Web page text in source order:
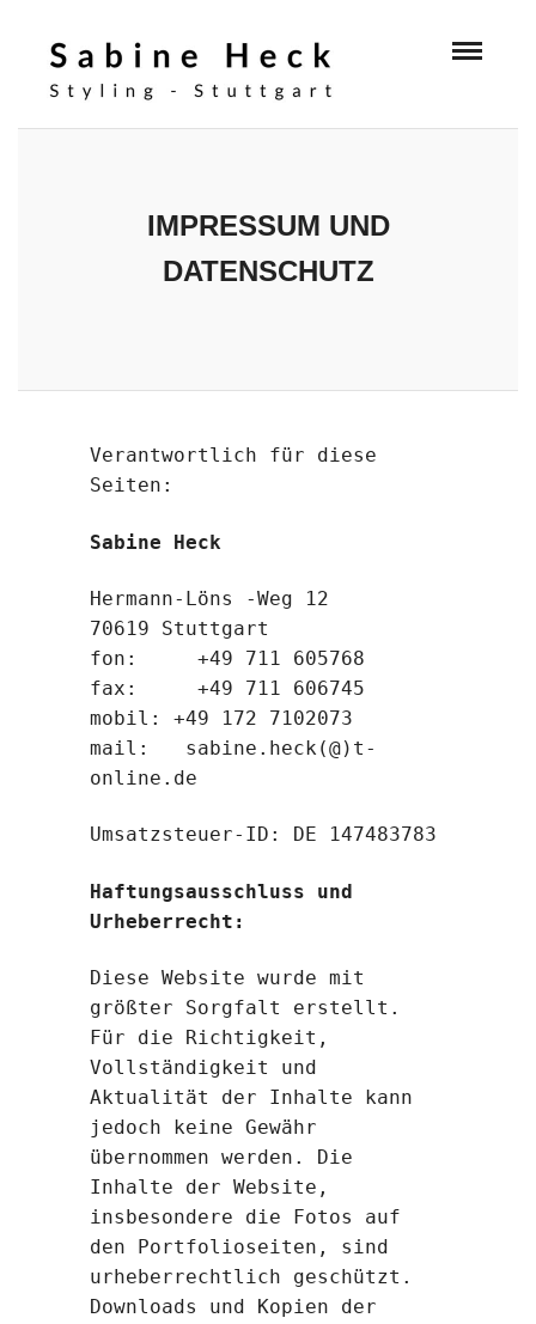
IMPRESSUM UND
DATENSCHUTZ
Verantwortlich für diese
Seiten:
Sabine Heck
Hermann-Löns -Weg 12
70619 Stuttgart
fon: +49 711 605768
fax: +49 711 606745
mobil: +49 172 7102073
mail: sabine.heck(@)t-
online.de
Umsatzsteuer-ID: DE 147483783
Haftungsausschluss und
Urheberrecht:
Diese Website wurde mit
größter Sorgfalt erstellt.
Für die Richtigkeit,
Vollständigkeit und
Aktualität der Inhalte kann
jedoch keine Gewähr
übernommen werden. Die
Inhalte der Website,
insbesondere die Fotos auf
den Portfolioseiten, sind
urheberrechtlich geschützt.
Downloads und Kopien der